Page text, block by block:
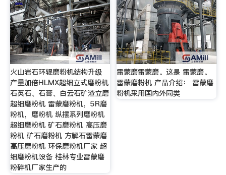
火山岩石环辊磨粉机结构升级
产量加倍HLMX超细立式磨粉机
石英石、石膏、白云石矿渣立磨
超细磨粉机 雷蒙磨粉机，5R磨
粉机，磨粉机 纵摆系列磨粉机
超细磨粉机 矿石磨粉机 高压磨
粉机 矿石磨粉机 方解石雷蒙磨
高压磨粉机 环保磨粉机厂家 超
细磨粉机设备 桂林专业雷蒙磨
粉碎机厂家生产的
雷蒙磨雷蒙磨。这是 雷蒙磨。
雷蒙磨粉机 产品介绍： 雷蒙磨
粉机采用国内外同类